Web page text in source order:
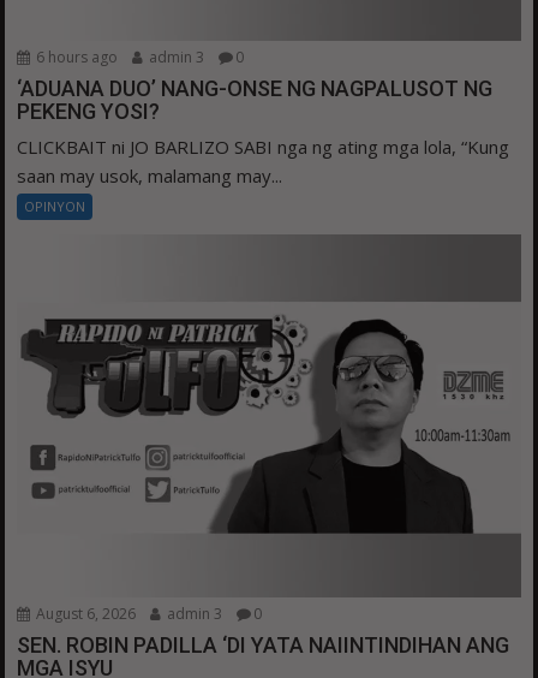
6 hours ago admin 3 0
‘ADUANA DUO’ NANG-ONSE NG NAGPALUSOT NG
PEKENG YOSI?
CLICKBAIT ni JO BARLIZO SABI nga ng ating mga lola, “Kung
saan may usok, malamang may...
OPINYON
August 6, 2026 admin 3 0
SEN. ROBIN PADILLA ‘DI YATA NAIINTINDIHAN ANG
MGA ISYU